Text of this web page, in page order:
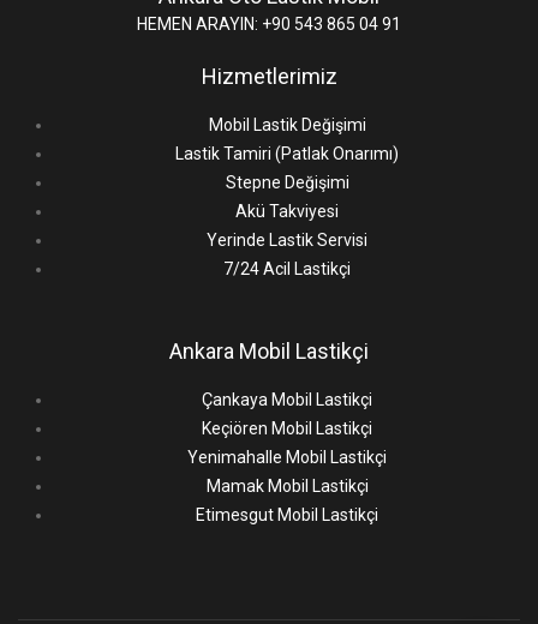
HEMEN ARAYIN: +90 543 865 04 91
Hizmetlerimiz
Mobil Lastik Değişimi
Lastik Tamiri (Patlak Onarımı)
Stepne Değişimi
Akü Takviyesi
Yerinde Lastik Servisi
7/24 Acil Lastikçi
Ankara Mobil Lastikçi
Çankaya Mobil Lastikçi
Keçiören Mobil Lastikçi
Yenimahalle Mobil Lastikçi
Mamak Mobil Lastikçi
Etimesgut Mobil Lastikçi